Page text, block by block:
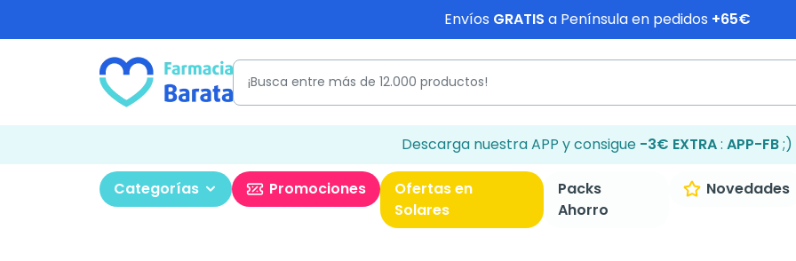
Envíos GRATIS a Península en pedidos +65€
Descarga nuestra APP y consigue -3€ EXTRA: APP-FB;)
Categorías Promociones
Ofertas en
Solares
Packs
Ahorro
Novedades